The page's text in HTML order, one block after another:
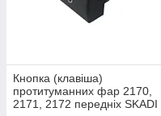
Кнопка (клавіша)
протитуманних фар 2170,
2171, 2172 передніх SKADI